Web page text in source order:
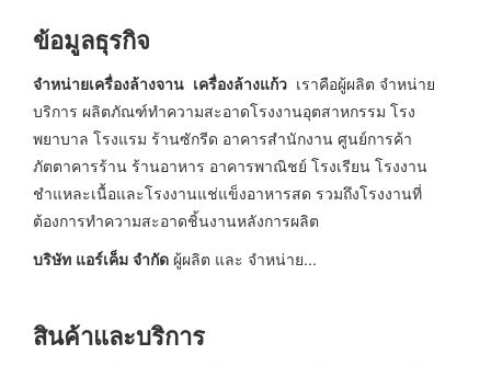
ข้อมูลธุรกิจ
จำหน่ายเครื่องล้างจาน เครื่องล้างแก้ว เราคือผู้ผลิต จำหน่าย
บริการ ผลิตภัณฑ์ทำความสะอาดโรงงานอุตสาหกรรม โรง
พยาบาล โรงแรม ร้านซักรีด อาคารสำนักงาน ศูนย์การค้า
ภัตตาคารร้าน ร้านอาหาร อาคารพาณิชย์ โรงเรียน โรงงาน
ชำแหละเนื้อและโรงงานแช่แข็งอาหารสด รวมถึงโรงงานที่
ต้องการทำความสะอาดชิ้นงานหลังการผลิต
บริษัท แอร์เค็ม จำกัด ผู้ผลิต และ จำหน่าย...
สินค้าและบริการ